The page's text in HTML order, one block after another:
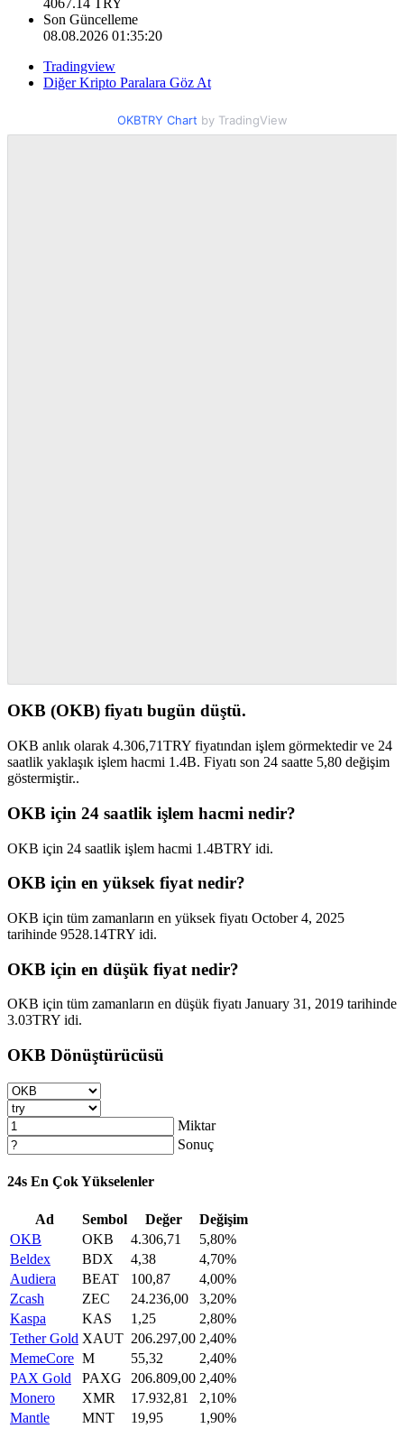
Son Güncelleme
08.08.2026 01:35:20
Tradingview
Diğer Kripto Paralara Göz At
OKBTRY Chart by TradingView
OKB (OKB) fiyatı bugün düştü.
OKB anlık olarak 4.306,71TRY fiyatından işlem görmektedir ve 24
saatlik yaklaşık işlem hacmi 1.4B. Fiyatı son 24 saatte 5,80 değişim
göstermiştir..
OKB için 24 saatlik işlem hacmi nedir?
OKB için 24 saatlik işlem hacmi 1.4BTRY idi.
OKB için en yüksek fiyat nedir?
OKB için tüm zamanların en yüksek fiyatı October 4, 2025
tarihinde 9528.14TRY idi.
OKB için en düşük fiyat nedir?
OKB için tüm zamanların en düşük fiyatı January 31, 2019 tarihinde
3.03TRY idi.
OKB Dönüştürücüsü
Miktar
Sonuç
24s En Çok Yükselenler
Ad Sembol Değer
Değişim
OKB
OKB 4.306,71
5,80%
Beldex
BDX 4,38
4,70%
Audiera
BEAT 100,87
4,00%
Zcash
ZEC 24.236,00
3,20%
Kaspa
KAS 1,25
2,80%
Tether Gold XAUT 206.297,00 2,40%
MemeCore M 55,32
2,40%
PAX Gold
PAXG 206.809,00 2,40%
Monero
XMR 17.932,81
2,10%
Mantle
MNT 19,95 1,90%